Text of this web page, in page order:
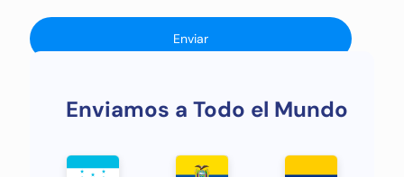
Enviamos a Todo el Mundo